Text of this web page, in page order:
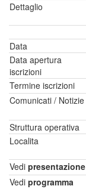
Dettaglio
Data
Data apertura
iscrizioni
Termine iscrizioni
Comunicati / Notizie
Struttura operativa
Localita
Vedi presentazione
Vedi programma